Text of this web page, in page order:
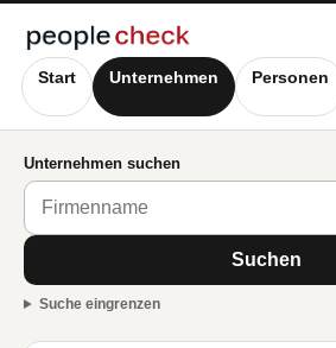
Start Unternehmen Personen
Unternehmen suchen
Suchen
Suche eingrenzen